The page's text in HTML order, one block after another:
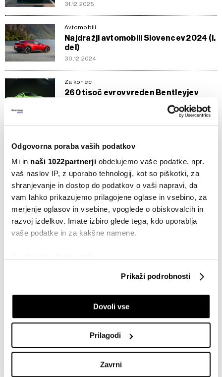
Odgovorna poraba vaših podatkov
Mi in naši 1022partnerji obdelujemo vaše podatke, npr.
vaš naslov IP, z uporabo tehnologij, kot so piškotki, za
shranjevanje in dostop do podatkov o vaši napravi, da
vam lahko prikazujemo prilagojene oglase in vsebino, za
merjenje oglasov in vsebine, vpoglede o obiskovalcih in
razvoj izdelkov. Imate izbiro glede tega, kdo uporablja
vaše podatke in za kakšne namene.
Identificirati napravo z aktivnim preverjanjem
lastnosti (odčitavanje prstnih odtisov)
Poglejte si še, kako se obdelujejo vaši osebni podatki in
nastavite svoje preference vrazdelku o podrobnostih
iz Izjave o piškotkih.
Prikaži podrobnosti
Dovoli vse
Prilagodi
Zavrni
31.12.2025
Avtomobili
Najdražji avtomobili Slovencev 2024 (I.
del)
30.12.2024
Za konec
260 tisoč evrov vreden Bentleyjev
Avtomobili
Avtomobilski prestiž, ki ga prodajajo
slovenski milijonarji
19.06.2024
Avtomobili
Bentley s hibridi tudi po letu 2030
20.03.2024
Avtomobili
Za volanom milijonskega bentleya,
23.09.2023